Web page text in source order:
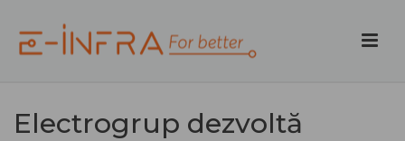
Electrogrup dezvoltă